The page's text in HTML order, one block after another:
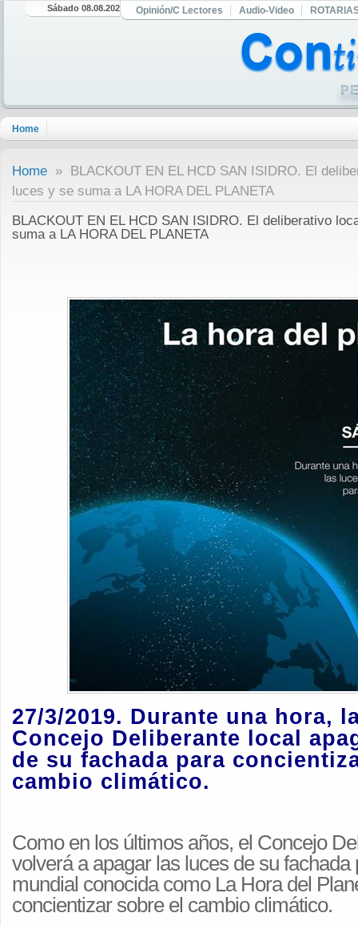
Sábado 08.08.2026 Opinión/C Lectores Audio-Video
Home
Home » BLACKOUT EN EL HCD SAN ISIDRO. El
luces y se suma a LA HORA DEL PLANETA
BLACKOUT EN EL HCD SAN ISIDRO. El deliberativo
suma a LA HORA DEL PLANETA
27/3/2019. Durante una hora,
Concejo Deliberante local
de su fachada para
cambio climático.
Como en los últimos años, el Concejo
volverá a apagar las luces de su fachada
mundial conocida como La Hora del
concientizar sobre el cambio climático.